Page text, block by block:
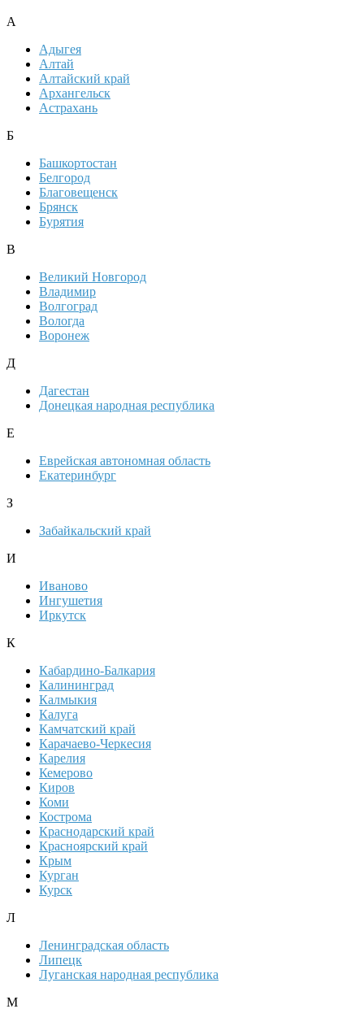
А
Адыгея
Алтай
Алтайский край
Архангельск
Астрахань
Б
Башкортостан
Белгород
Благовещенск
Брянск
Бурятия
В
Великий Новгород
Владимир
Волгоград
Вологда
Воронеж
Д
Дагестан
Донецкая народная республика
Е
Еврейская автономная область
Екатеринбург
З
Забайкальский край
И
Иваново
Ингушетия
Иркутск
К
Кабардино-Балкария
Калининград
Калмыкия
Калуга
Камчатский край
Карачаево-Черкесия
Карелия
Кемерово
Киров
Коми
Кострома
Краснодарский край
Красноярский край
Крым
Курган
Курск
Л
Ленинградская область
Липецк
Луганская народная республика
М